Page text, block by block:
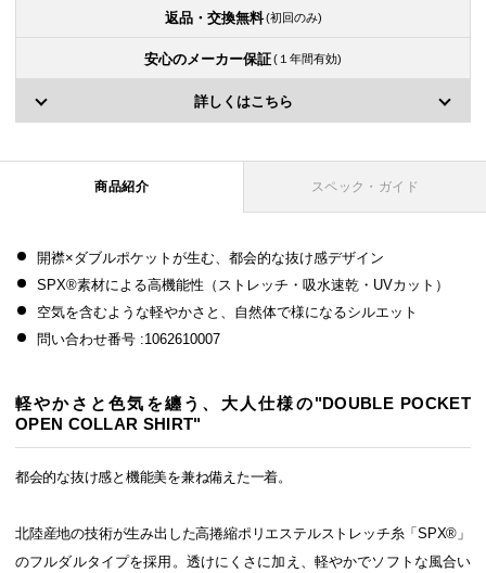
返品・交換無料 (初回のみ)
安心のメーカー保証(１年間有効)
詳しくはこちら
商品紹介 スペック・ガイド
開襟×ダブルポケットが生む、都会的な抜け感デザイン
SPX®素材による高機能性（ストレッチ・吸水速乾・UVカット）
空気を含むような軽やかさと、自然体で様になるシルエット
問い合わせ番号 :1062610007
軽やかさと色気を纏う、大人仕様の"DOUBLE POCKET
OPEN COLLAR SHIRT"
都会的な抜け感と機能美を兼ね備えた一着。
北陸産地の技術が生み出した高捲縮ポリエステルストレッチ糸「SPX®」
のフルダルタイプを採用。透けにくさに加え、軽やかでソフトな風合い